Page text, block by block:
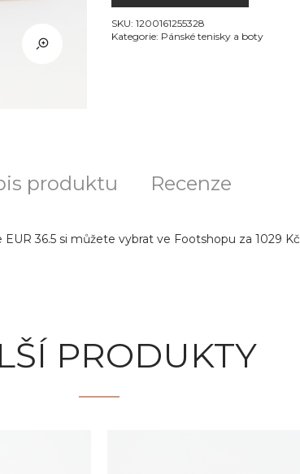
SKU: 1200161255328
Kategorie: Pánské tenisky a boty
produktu Recenze
36.5 si můžete vybrat ve Footshopu za 1029
PRODUKTY